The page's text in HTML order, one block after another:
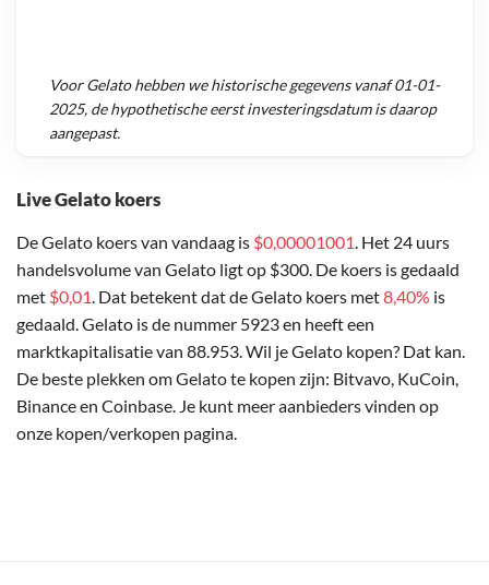
Live Gelato koers
De Gelato koers van vandaag is $0,00001001. Het 24 uurs
handelsvolume van Gelato ligt op $300. De koers is gedaald
met $0,01. Dat betekent dat de Gelato koers met8,40% is
gedaald. Gelato is de nummer 5923 en heeft een
marktkapitalisatie van 88.953. Wil je Gelato kopen? Dat kan.
De beste plekken om Gelato te kopen zijn: Bitvavo, KuCoin,
Binance en Coinbase. Je kunt meer aanbieders vinden op
onze kopen/verkopen pagina.
VoorGelatohebben we historische gegevens vanaf01-01-
2025, de hypothetische eerst investeringsdatum is daarop
aangepast.